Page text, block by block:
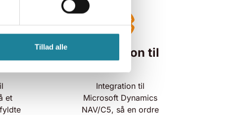
Tillad alle
et
Integration til
ERP
Integration til
Microsoft Dynamics
NAV/C5, så en ordre